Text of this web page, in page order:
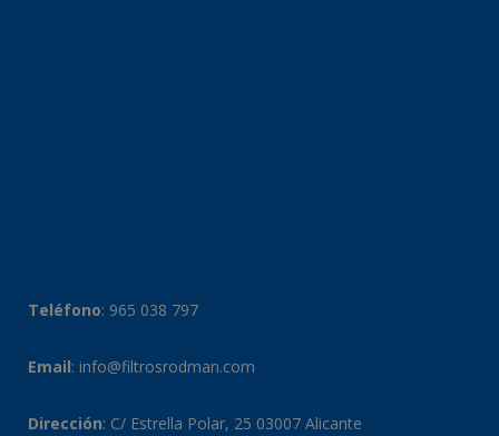
Teléfono: 965 038 797
Email: info@filtrosrodman.com
Dirección: C/ Estrella Polar, 25 03007 Alicante